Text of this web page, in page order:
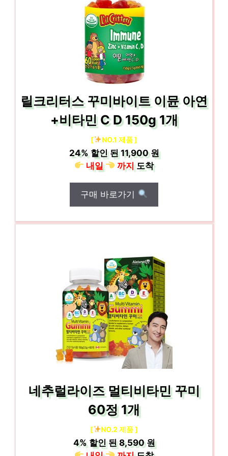
릴크리터스 꾸미바이트 이뮨 아연
+비타민 C D 150g 1개
[ NO.1 제품 ]
24%할인 된11,900 원
내일
까지도착
구매 바로가기
네추럴라이즈 멀티비타민 꾸미
60정 1개
[ NO.2 제품 ]
4%할인 된8,590 원